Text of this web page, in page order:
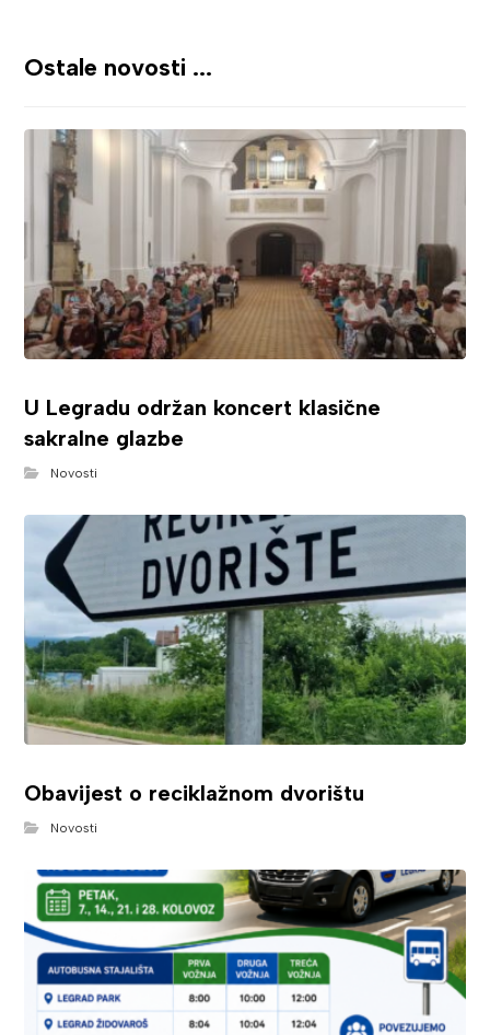
Ostale novosti ...
U Legradu održan koncert klasične
sakralne glazbe
Novosti
Obavijest o reciklažnom dvorištu
Novosti